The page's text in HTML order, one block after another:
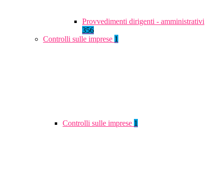
Provvedimenti dirigenti - amministrativi
356
Controlli sulle imprese 1
Controlli sulle imprese 1